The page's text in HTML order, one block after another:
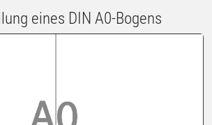
eines DIN A0-Bogens